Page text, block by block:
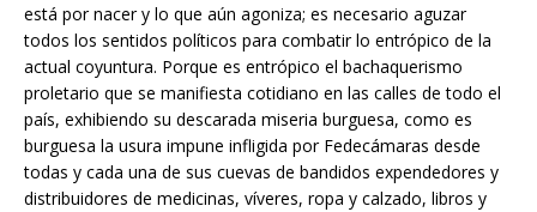
está por nacer y lo que aún agoniza; es necesario aguzar
todos los sentidos políticos para combatir lo entrópico de la
actual coyuntura. Porque es entrópico el bachaquerismo
proletario que se manifiesta cotidiano en las calles de todo el
país, exhibiendo su descarada miseria burguesa, como es
burguesa la usura impune infligida por Fedecámaras desde
todas y cada una de sus cuevas de bandidos expendedores y
distribuidores de medicinas, víveres, ropa y calzado, libros y